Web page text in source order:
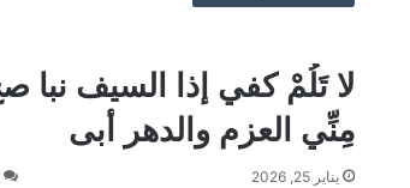
لا تَلُمْ كفي إذا السيف نبا
مِنِّي العزم والدهر أبى
يناير 25, 2026